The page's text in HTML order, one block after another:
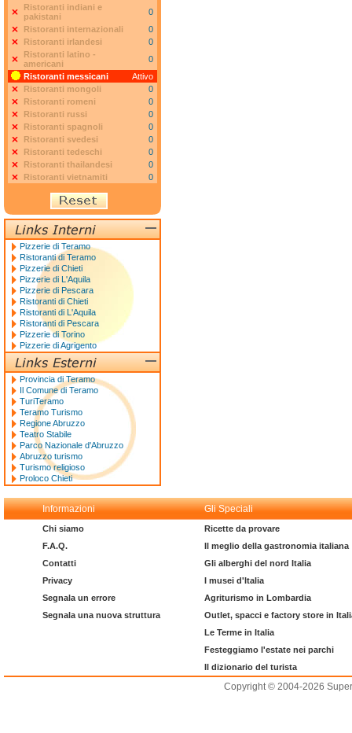
Ristoranti indiani e
pakistani
0
Ristoranti internazionali
0
Ristoranti irlandesi
0
Ristoranti latino -
americani
0
Ristoranti messicani
Attivo
Ristoranti mongoli
0
Ristoranti romeni
0
Ristoranti russi
0
Ristoranti spagnoli
0
Ristoranti svedesi
0
Ristoranti tedeschi
0
Ristoranti thailandesi
0
Ristoranti vietnamiti
0
Pizzerie di Teramo
Ristoranti di Teramo
Pizzerie di Chieti
Pizzerie di L'Aquila
Pizzerie di Pescara
Ristoranti di Chieti
Ristoranti di L'Aquila
Ristoranti di Pescara
Pizzerie di Torino
Pizzerie di Agrigento
Provincia di Teramo
Il Comune di Teramo
TuriTeramo
Teramo Turismo
Regione Abruzzo
Teatro Stabile
Parco Nazionale d'Abruzzo
Abruzzo turismo
Turismo religioso
Proloco Chieti
Informazioni Gli Speciali
Chi siamo
F.A.Q.
Contatti
Privacy
Segnala un errore
Segnala una nuova struttura
Ricette da provare
Il meglio della gastronomia italiana
Gli alberghi del nord Italia
I musei d'Italia
Agriturismo in Lombardia
Outlet, spacci e factory store in
Le Terme in Italia
Festeggiamo l'estate nei parchi
Il dizionario del turista
Copyright © 2004-2026